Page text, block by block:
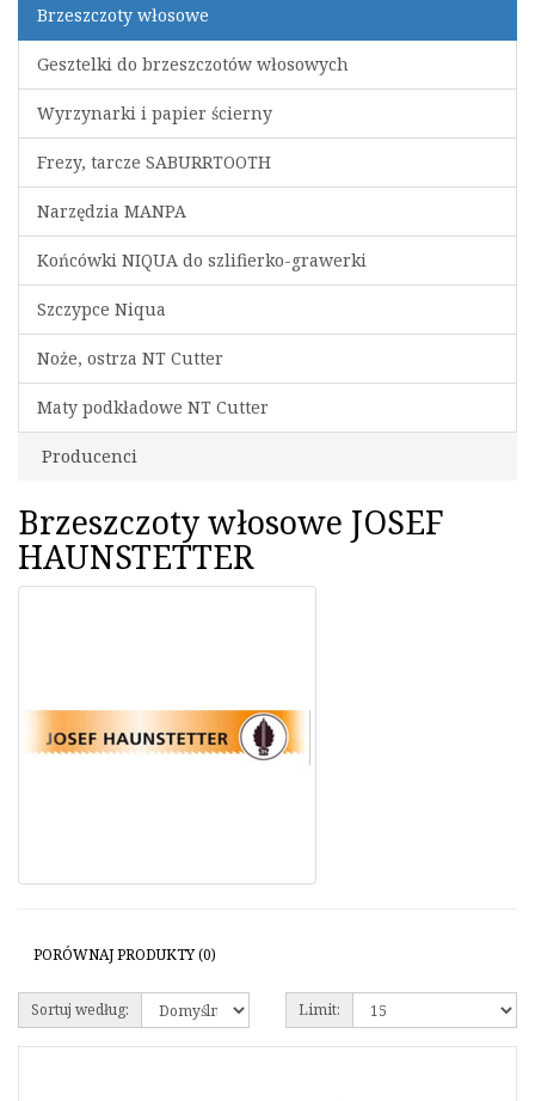
Brzeszczoty włosowe
Gesztelki do brzeszczotów włosowych
Wyrzynarki i papier ścierny
Frezy, tarcze SABURRTOOTH
Narzędzia MANPA
Końcówki NIQUA do szlifierko-grawerki
Szczypce Niqua
Noże, ostrza NT Cutter
Maty podkładowe NT Cutter
Producenci
Brzeszczoty włosowe JOSEF
HAUNSTETTER
PORÓWNAJ PRODUKTY (0)
Sortuj według: Limit: